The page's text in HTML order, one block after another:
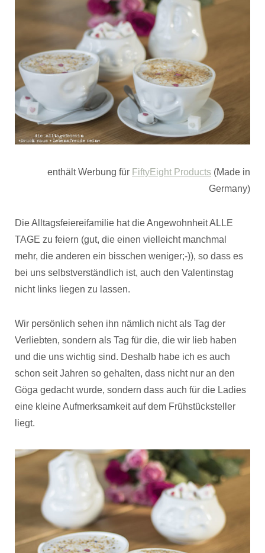
enthält Werbung für FiftyEight Products (Made in
Germany)
Die Alltagsfeiereifamilie hat die Angewohnheit ALLE
TAGE zu feiern (gut, die einen vielleicht manchmal
mehr, die anderen ein bisschen weniger;-)), so dass es
bei uns selbstverständlich ist, auch den Valentinstag
nicht links liegen zu lassen.
Wir persönlich sehen ihn nämlich nicht als Tag der
Verliebten, sondern als Tag für die, die wir lieb haben
und die uns wichtig sind. Deshalb habe ich es auch
schon seit Jahren so gehalten, dass nicht nur an den
Göga gedacht wurde, sondern dass auch für die Ladies
eine kleine Aufmerksamkeit auf dem Frühstücksteller
liegt.